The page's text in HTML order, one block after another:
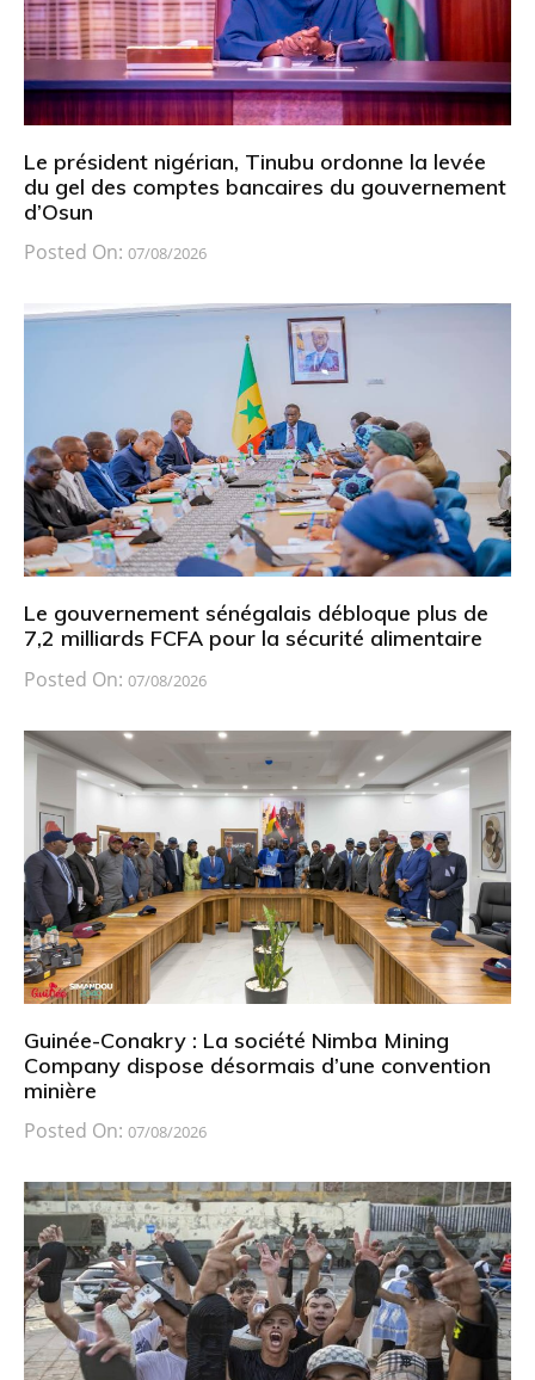
Le président nigérian, Tinubu ordonne la levée
du gel des comptes bancaires du gouvernement
d’Osun
Posted On: 07/08/2026
Le gouvernement sénégalais débloque plus de
7,2 milliards FCFA pour la sécurité alimentaire
Posted On: 07/08/2026
Guinée-Conakry : La société Nimba Mining
Company dispose désormais d’une convention
minière
Posted On: 07/08/2026